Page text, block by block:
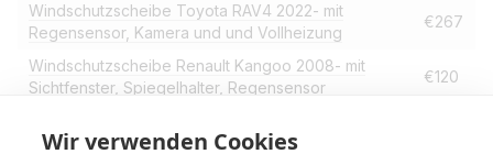
Windschutzscheibe Toyota RAV4 2022- mit
Regensensor, Kamera und und Vollheizung
€267
Windschutzscheibe Renault Kangoo 2008- mit
Sichtfenster, Spiegelhalter, Regensensor
€120
Regensensor, Einzelkamera, Heizbar,
Wir verwenden Cookies